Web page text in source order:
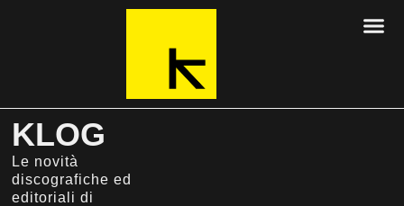
KLOG
Le novità
discografiche ed
editoriali di